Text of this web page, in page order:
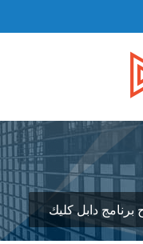
دابل كليك